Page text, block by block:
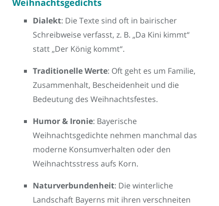
Weihnachtsgedichts
Dialekt: Die Texte sind oft in bairischer
Schreibweise verfasst, z. B. „Da Kini kimmt“
statt „Der König kommt“.
Traditionelle Werte: Oft geht es um Familie,
Zusammenhalt, Bescheidenheit und die
Bedeutung des Weihnachtsfestes.
Humor & Ironie: Bayerische
Weihnachtsgedichte nehmen manchmal das
moderne Konsumverhalten oder den
Weihnachtsstress aufs Korn.
Naturverbundenheit: Die winterliche
Landschaft Bayerns mit ihren verschneiten